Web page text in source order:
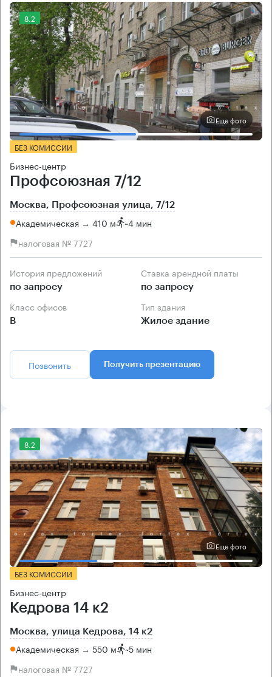
8.2
Еще фото
БЕЗ КОМИССИИ
Бизнес-центр
Профсоюзная 7/12
Москва, Профсоюзная улица, 7/12
Академическая → 410 м ~4 мин
налоговая № 7727
История предложений
по запросу
Ставка арендной платы
по запросу
Класс офисов
B
Тип здания
Жилое здание
Позвонить Получить презентацию
8.2
Еще фото
БЕЗ КОМИССИИ
Бизнес-центр
Кедрова 14 к2
Москва, улица Кедрова, 14 к2
Академическая → 550 м ~5 мин
налоговая № 7727